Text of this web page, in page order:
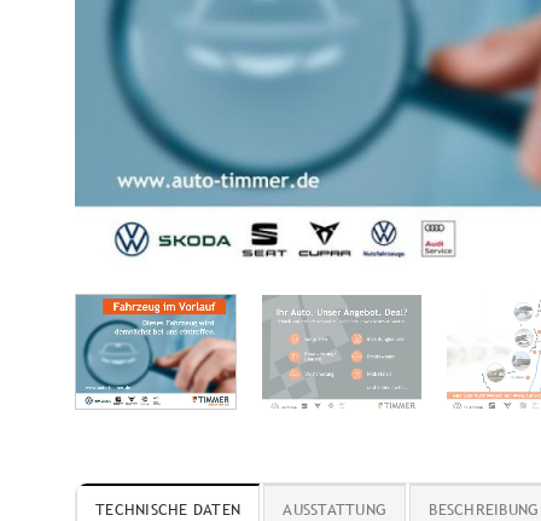
TECHNISCHE DATEN AUSSTATTUNG BESCHREIBUNG